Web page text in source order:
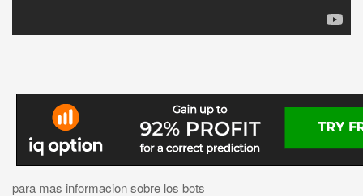
para mas informacion sobre los bots